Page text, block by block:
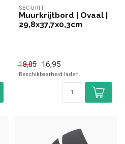
SECURIT
Muurkrijtbord | Ovaal |
29,8x37,7x0,3cm
18,85 16,95
Beschikbaarheid laden..